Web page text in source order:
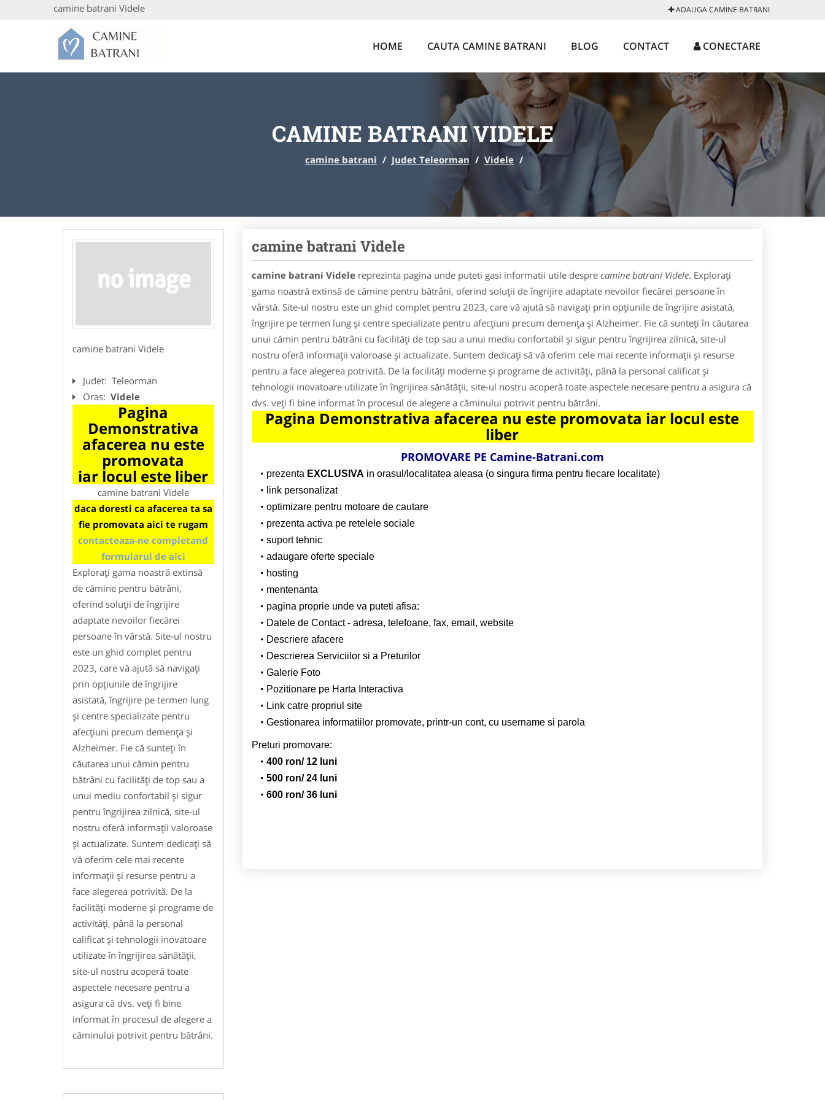
camine batrani Videle ADAUGA CAMINE BATRANI
HOME CAUTA CAMINE BATRANI BLOG CONTACT CONECTARE
CAMINE BATRANI VIDELE
camine batrani / Judet Teleorman / Videle /
camine batrani Videle
Judet: Teleorman
Oras: Videle
Pagina
Demonstrativa
afacerea nu este
promovata
iar locul este liber
camine batrani Videle
daca doresti ca afacerea ta sa
fie promovata aici te rugam
contacteaza-ne completand
formularul de aici
Explorați gama noastră extinsă
de cămine pentru bătrâni,
oferind soluții de îngrijire
adaptate nevoilor fiecărei
persoane în vârstă. Site-ul nostru
este un ghid complet pentru
2023, care vă ajută să navigați
prin opțiunile de îngrijire
asistată, îngrijire pe termen lung
și centre specializate pentru
afecțiuni precum demența și
Alzheimer. Fie că sunteți în
căutarea unui cămin pentru
bătrâni cu facilități de top sau a
unui mediu confortabil și sigur
pentru îngrijirea zilnică, site-ul
nostru oferă informații valoroase
și actualizate. Suntem dedicați să
vă oferim cele mai recente
informații și resurse pentru a
face alegerea potrivită. De la
facilități moderne și programe de
activități, până la personal
calificat și tehnologii inovatoare
utilizate în îngrijirea sănătății,
site-ul nostru acoperă toate
aspectele necesare pentru a
asigura că dvs. veți fi bine
informat în procesul de alegere a
căminului potrivit pentru bătrâni.
camine batrani Videle
camine batrani Videlereprezinta pagina unde puteti gasi informatii utile despre camine batrani Videle. Explorați
gama noastră extinsă de cămine pentru bătrâni, oferind soluții de îngrijire adaptate nevoilor fiecărei persoane în
vârstă. Site-ul nostru este un ghid complet pentru 2023, care vă ajută să navigați prin opțiunile de îngrijire asistată,
îngrijire pe termen lung și centre specializate pentru afecțiuni precum demența și Alzheimer. Fie că sunteți în căutarea
unui cămin pentru bătrâni cu facilități de top sau a unui mediu confortabil și sigur pentru îngrijirea zilnică, site-ul
nostru oferă informații valoroase și actualizate. Suntem dedicați să vă oferim cele mai recente informații și resurse
pentru a face alegerea potrivită. De la facilități moderne și programe de activități, până la personal calificat și
tehnologii inovatoare utilizate în îngrijirea sănătății, site-ul nostru acoperă toate aspectele necesare pentru a asigura că
dvs. veți fi bine informat în procesul de alegere a căminului potrivit pentru bătrâni.
Pagina Demonstrativa afacerea nu este promovata iar locul este
liber
PROMOVARE PE Camine-Batrani.com
prezenta EXCLUSIVA in orasul/localitatea aleasa (o singura firma pentru fiecare localitate)
link personalizat
optimizare pentru motoare de cautare
prezenta activa pe retelele sociale
suport tehnic
adaugare oferte speciale
hosting
mentenanta
pagina proprie unde va puteti afisa:
Datele de Contact - adresa, telefoane, fax, email, website
Descriere afacere
Descrierea Serviciilor si a Preturilor
Galerie Foto
Pozitionare pe Harta Interactiva
Link catre propriul site
Gestionarea informatiilor promovate, printr-un cont, cu username si parola
Preturi promovare:
400 ron/ 12 luni
500 ron/ 24 luni
600 ron/ 36 luni